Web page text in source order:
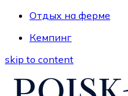
Отдых на ферме
Кемпинг
skip to content